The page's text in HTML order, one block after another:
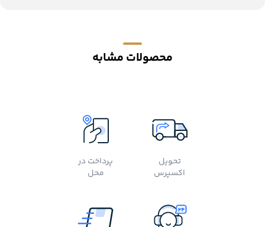
محصولات مشابه
تحویل
اکسپرس
پرداخت در
محل